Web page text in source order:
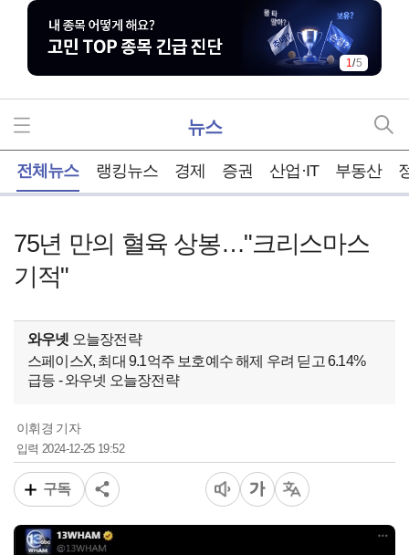
1/5
뉴스
전체뉴스 랭킹뉴스 경제 증권 산업·IT 부동산
75년 만의 혈육 상봉…"크리스마스
기적"
와우넷 오늘장전략
스페이스X, 최대 9.1억주 보호예수 해제 우려 딛고 6.14%
급등 - 와우넷 오늘장전략
이휘경 기자
입력2024-12-25 19:52
구독